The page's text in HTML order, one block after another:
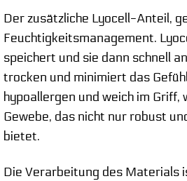
Der zusätzliche Lyocell-Anteil,
Feuchtigkeitsmanagement.
speichert und sie dann schnell
trocken und minimiert das
hypoallergen und weich im
Gewebe, das nicht nur robust
bietet.
Die Verarbeitung des Materials